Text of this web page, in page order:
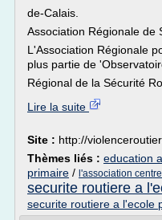
de-Calais.
Association Régionale de
L'Association Régionale
plus partie de
Régional de la Sécurité
Lire la suite
Site : http://
Thèmes liés : education
primaire / l'association
securite routiere a
securite routiere a l'ecole